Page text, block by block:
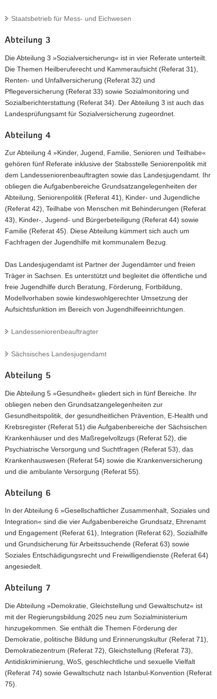
Staatsbetrieb für Mess- und Eichwesen
Abteilung 3
Die Abteilung 3 »Sozialversicherung« ist in vier Referate unterteilt.
Die Themen Heilberuferecht und Kammeraufsicht (Referat 31),
Renten- und Unfallversicherung (Referat 32) und
Pflegeversicherung (Referat 33) sowie Sozialmonitoring und
Sozialberichterstattung (Referat 34). Der Abteilung 3 ist auch das
Landesprüfungsamt für Sozialversicherung zugeordnet.
Abteilung 4
Zur Abteilung 4 »Kinder, Jugend, Familie, Senioren und Teilhabe«
gehören fünf Referate inklusive der Stabsstelle Seniorenpolitik mit
dem Landesseniorenbeauftragten sowie das Landesjugendamt. Ihr
obliegen die Aufgabenbereiche Grundsatzangelegenheiten der
Abteilung, Seniorenpolitik (Referat 41), Kinder- und Jugendliche
(Referat 42), Teilhabe von Menschen mit Behinderungen (Referat
43), Kinder-, Jugend- und Bürgerbeteiligung (Referat 44) sowie
Familie (Referat 45). Diese Abteilung kümmert sich auch um
Fachfragen der Jugendhilfe mit kommunalem Bezug.
Das Landesjugendamt ist Partner der Jugendämter und freien
Träger in Sachsen. Es unterstützt und begleitet die öffentliche und
freie Jugendhilfe durch Beratung, Förderung, Fortbildung,
Modellvorhaben sowie kindeswohlgerechter Umsetzung der
Aufsichtsfunktion im Bereich von Jugendhilfeeinrichtungen.
Landesseniorenbeauftragter
Sächsisches Landesjugendamt
Abteilung 5
Die Abteilung 5 »Gesundheit« gliedert sich in fünf Bereiche. Ihr
obliegen neben den Grundsatzangelegenheiten zur
Gesundheitspolitik, der gesundheitlichen Prävention, E-Health und
Krebsregister (Referat 51) die Aufgabenbereiche der Sächsischen
Krankenhäuser und des Maßregelvollzugs (Referat 52), die
Psychiatrische Versorgung und Suchtfragen (Referat 53), das
Krankenhauswesen (Referat 54) sowie die Krankenversicherung
und die ambulante Versorgung (Referat 55).
Abteilung 6
In der Abteilung 6 »Gesellschaftlicher Zusammenhalt, Soziales und
Integration« sind die vier Aufgabenbereiche Grundsatz, Ehrenamt
und Engagement (Referat 61), Integration (Referat 62), Sozialhilfe
und Grundsicherung für Arbeitssuchende (Referat 63) sowie
Soziales Entschädigungsrecht und Freiwilligendienste (Referat 64)
angesiedelt.
Abteilung 7
Die Abteilung »Demokratie, Gleichstellung und Gewaltschutz« ist
mit der Regierungsbildung 2025 neu zum Sozialministerium
hinzugekommen. Sie enthält die Themen Förderung der
Demokratie, politische Bildung und Erinnerungskultur (Referat 71),
Demokratiezentrum (Referat 72), Gleichstellung (Referat 73),
Antidiskriminierung, WoS, geschlechtliche und sexuelle Vielfalt
(Referat 74) sowie Gewaltschutz nach Istanbul-Konvention (Referat
75).